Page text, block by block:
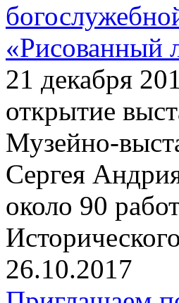
«Рисованный
21 декабря
открытие
Музейно-
Сергея
около 90
26.10.2017